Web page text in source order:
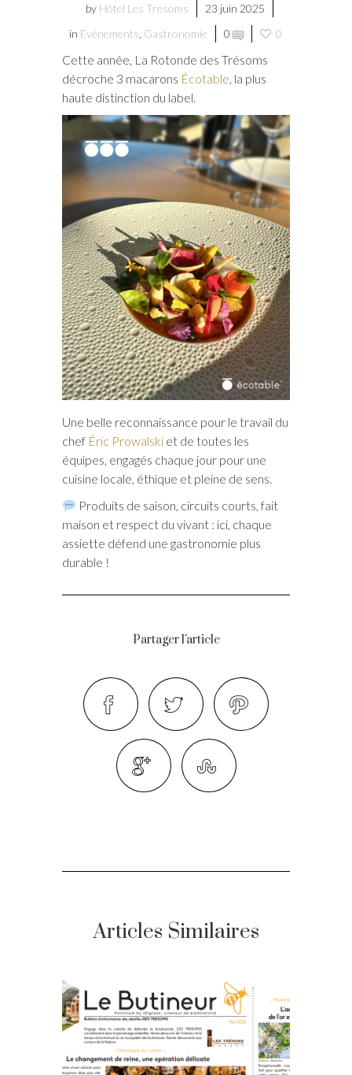
by Hôtel Les Trésoms
23 juin 2025
in Evénements Gastronomie 0 0
Cette année, La Rotonde des Trésoms
décroche 3 macarons Écotable, la plus
haute distinction du label.
Une belle reconnaissance pour le travail du
chef Éric Prowalski et de toutes les
équipes, engagés chaque jour pour une
cuisine locale, éthique et pleine de sens.
Produits de saison, circuits courts, fait
maison et respect du vivant : ici, chaque
assiette défend une gastronomie plus
durable !
Partager l'article
Articles Similaires